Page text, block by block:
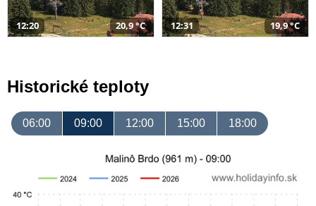
12:20 20,9 °C 12:31 19,9 °C
Historické teploty
06:00 09:00 12:00 15:00 18:00